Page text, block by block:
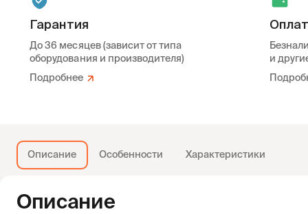
Гарантия
До 36 месяцев (зависит от типа
оборудования и производителя)
Подробнее
и
Описание Особенности Характеристики
Описание